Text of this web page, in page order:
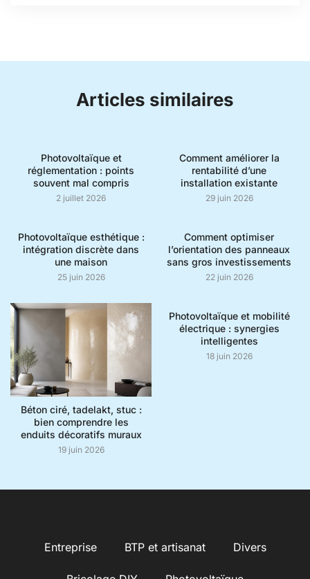
Articles similaires
Photovoltaïque et
réglementation : points
souvent mal compris
2 juillet 2026
Comment améliorer la
rentabilité d’une
installation existante
29 juin 2026
Photovoltaïque esthétique :
intégration discrète dans
une maison
25 juin 2026
Comment optimiser
l’orientation des panneaux
sans gros investissements
22 juin 2026
Béton ciré, tadelakt, stuc :
bien comprendre les
enduits décoratifs muraux
19 juin 2026
Photovoltaïque et mobilité
électrique : synergies
intelligentes
18 juin 2026
Entreprise BTP et artisanat Divers